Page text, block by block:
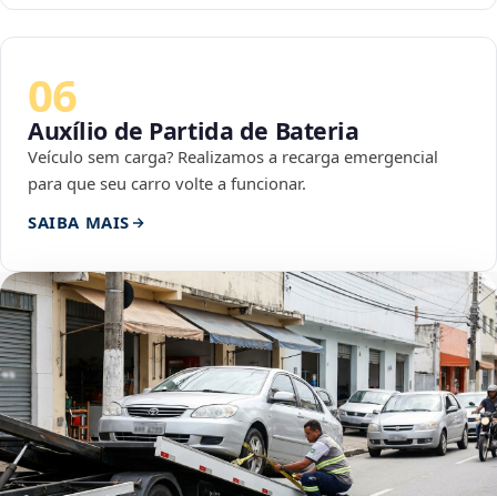
06
Auxílio de Partida de Bateria
Veículo sem carga? Realizamos a recarga emergencial
para que seu carro volte a funcionar.
SAIBA MAIS